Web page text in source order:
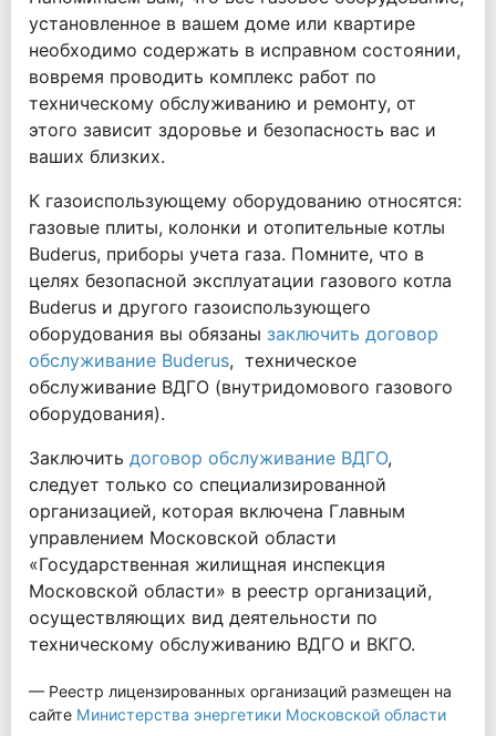
установленное в вашем доме или квартире
необходимо содержать в исправном состоянии,
вовремя проводить комплекс работ по
техническому обслуживанию и ремонту, от
этого зависит здоровье и безопасность вас и
ваших близких.
К газоиспользующему оборудованию относятся:
газовые плиты, колонки и отопительные котлы
Buderus, приборы учета газа. Помните, что в
целях безопасной эксплуатации газового котла
Buderus и другого газоиспользующего
оборудования вы обязаны заключить договор
обслуживание Buderus, техническое
обслуживание ВДГО (внутридомового газового
оборудования).
Заключить договор обслуживание ВДГО,
следует только со специализированной
организацией, которая включена Главным
управлением Московской области
«Государственная жилищная инспекция
Московской области» в реестр организаций,
осуществляющих вид деятельности по
техническому обслуживанию ВДГО и ВКГО.
Реестр лицензированных организаций размещен на
сайте Министерства энергетики Московской области